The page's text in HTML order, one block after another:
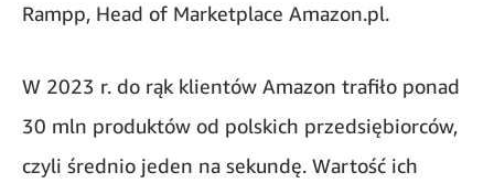
Rampp, Head of Marketplace Amazon.pl.
W 2023 r. do rąk klientów Amazon trafiło ponad
30 mln produktów od polskich przedsiębiorców,
czyli średnio jeden na sekundę. Wartość ich